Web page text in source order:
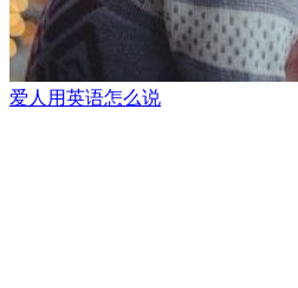
爱人用英语怎么说